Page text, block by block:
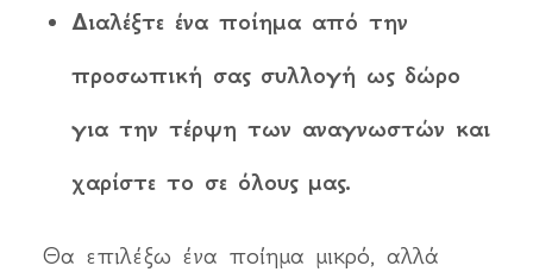
Διαλέξτε ένα ποίημα από την
προσωπική σας συλλογή ως δώρο
για την τέρψη των αναγνωστών και
χαρίστε το σε όλους μας.
Θα επιλέξω ένα ποίημα μικρό, αλλά